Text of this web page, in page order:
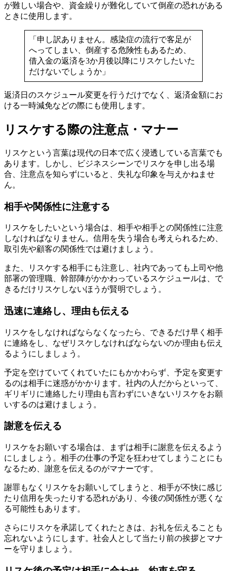
が難しい場合や、資金繰りが難化していて倒産の恐れがある
ときに使用します。
「申し訳ありません。感染症の流行で客足が
へってしまい、倒産する危険性もあるため、
借入金の返済を3か月後以降にリスケしたいた
だけないでしょうか」
返済日のスケジュール変更を行うだけでなく、返済金額にお
ける一時減免などの際にも使用します。
リスケする際の注意点・マナー
リスケという言葉は現代の日本で広く浸透している言葉でも
あります。しかし、ビジネスシーンでリスケを申し出る場
合、注意点を知らずにいると、失礼な印象を与えかねませ
ん。
相手や関係性に注意する
リスケをしたいという場合は、相手や相手との関係性に注意
しなければなりません。信用を失う場合も考えられるため、
取引先や顧客の関係性では避けましょう。
また、リスケする相手にも注意し、社内であっても上司や他
部署の管理職、幹部陣がかかわっているスケジュールは、で
きるだけリスケしないほうが賢明でしょう。
迅速に連絡し、理由も伝える
リスケをしなければならなくなったら、できるだけ早く相手
に連絡をし、なぜリスケしなければならないのか理由も伝え
るようにしましょう。
予定を空けていてくれていたにもかかわらず、予定を変更す
るのは相手に迷惑がかかります。社内の人だからといって、
ギリギリに連絡したり理由も言わずにいきないリスケをお願
いするのは避けましょう。
謝意を伝える
リスケをお願いする場合は、まずは相手に謝意を伝えるよう
にしましょう。相手の仕事の予定を狂わせてしまうことにも
なるため、謝意を伝えるのがマナーです。
謝罪もなくリスケをお願いしてしまうと、相手が不快に感じ
たり信用を失ったりする恐れがあり、今後の関係性が悪くな
る可能性もあります。
さらにリスケを承諾してくれたときは、お礼を伝えることも
忘れないようにします。社会人として当たり前の挨拶とマナ
ーを守りましょう。